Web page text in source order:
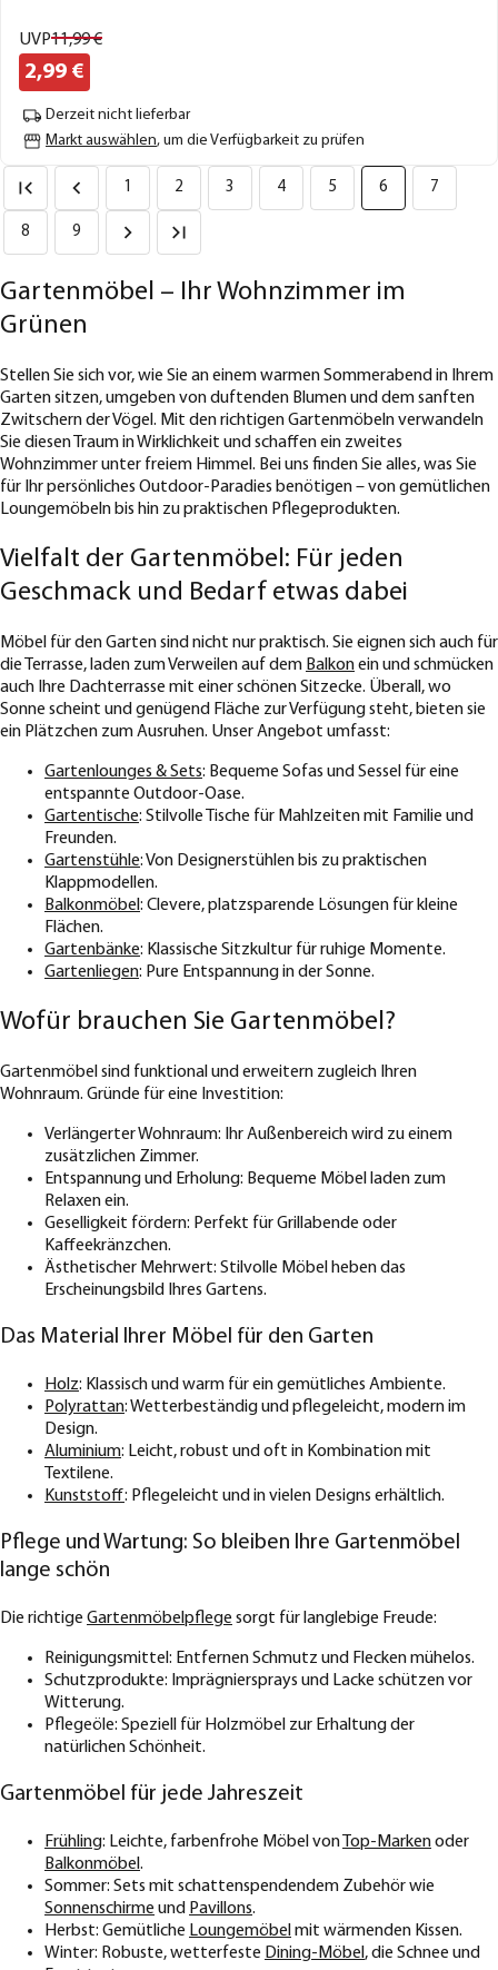
UVP11,99€
2,99 €
Derzeit nicht lieferbar
Markt auswählen, um die Verfügbarkeit zu prüfen
1 2 3 4 5 6 7
8 9
Gartenmöbel – Ihr Wohnzimmer im
Grünen
Stellen Sie sich vor, wie Sie an einem warmen Sommerabend in Ihrem
Garten sitzen, umgeben von duftenden Blumen und dem sanften
Zwitschern der Vögel. Mit den richtigen Gartenmöbeln verwandeln
Sie diesen Traum in Wirklichkeit und schaffen ein zweites
Wohnzimmer unter freiem Himmel. Bei uns finden Sie alles, was Sie
für Ihr persönliches Outdoor-Paradies benötigen – von gemütlichen
Loungemöbeln bis hin zu praktischen Pflegeprodukten.
Vielfalt der Gartenmöbel: Für jeden
Geschmack und Bedarf etwas dabei
Möbel für den Garten sind nicht nur praktisch. Sie eignen sich auch für
die Terrasse, laden zum Verweilen auf dem Balkonein und schmücken
auch Ihre Dachterrasse mit einer schönen Sitzecke. Überall, wo
Sonne scheint und genügend Fläche zur Verfügung steht, bieten sie
ein Plätzchen zum Ausruhen. Unser Angebot umfasst:
Gartenlounges & Sets: Bequeme Sofas und Sessel für eine
entspannte Outdoor-Oase.
Gartentische: Stilvolle Tische für Mahlzeiten mit Familie und
Freunden.
Gartenstühle: Von Designerstühlen bis zu praktischen
Klappmodellen.
Balkonmöbel : Clevere, platzsparende Lösungen für kleine
Flächen.
Gartenbänke: Klassische Sitzkultur für ruhige Momente.
Gartenliegen: Pure Entspannung in der Sonne.
Wofür brauchen Sie Gartenmöbel?
Gartenmöbel sind funktional und erweitern zugleich Ihren
Wohnraum. Gründe für eine Investition:
Verlängerter Wohnraum: Ihr Außenbereich wird zu einem
zusätzlichen Zimmer.
Entspannung und Erholung: Bequeme Möbel laden zum
Relaxen ein.
Geselligkeit fördern: Perfekt für Grillabende oder
Kaffeekränzchen.
Ästhetischer Mehrwert: Stilvolle Möbel heben das
Erscheinungsbild Ihres Gartens.
Das Material Ihrer Möbel für den Garten
Holz: Klassisch und warm für ein gemütliches Ambiente.
Polyrattan: Wetterbeständig und pflegeleicht, modern im
Design.
Aluminium: Leicht, robust und oft in Kombination mit
Textilene.
Kunststoff: Pflegeleicht und in vielen Designs erhältlich.
Pflege und Wartung: So bleiben Ihre Gartenmöbel
lange schön
Die richtige Gartenmöbelpflege sorgt für langlebige Freude:
Reinigungsmittel: Entfernen Schmutz und Flecken mühelos.
Schutzprodukte: Imprägniersprays und Lacke schützen vor
Witterung.
Pflegeöle: Speziell für Holzmöbel zur Erhaltung der
natürlichen Schönheit.
Gartenmöbel für jede Jahreszeit
Frühling: Leichte, farbenfrohe Möbel von Top-Markenoder
Balkonmöbel .
Sommer: Sets mit schattenspendendem Zubehör wie
Sonnenschirme und Pavillons.
Herbst: Gemütliche Loungemöbel mit wärmenden Kissen.
Winter: Robuste, wetterfeste Dining-Möbel , die Schnee und